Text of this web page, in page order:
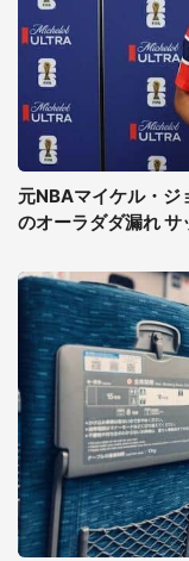
元NBAマイケル・
のオーラダダ漏れ